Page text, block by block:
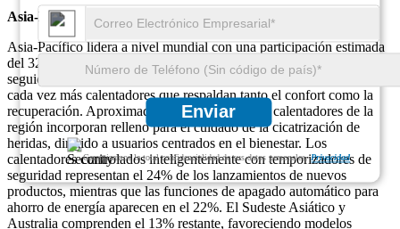
Enviar
Garantizamos la total confidencialidad de sus datos personales.Privacidad
Asia-Pacífico
Asia-Pacífico lidera a nivel mundial con una participación estimada
del 32%. China representa casi el 60% del volumen de la región,
seguida por India (15%) y Japón (12%), y los consumidores eligen
cada vez más calentadores que respaldan tanto el confort como la
recuperación. Aproximadamente el 28% de los calentadores de la
región incorporan relleno para el cuidado de la cicatrización de
heridas, dirigido a usuarios centrados en el bienestar. Los
calentadores controlados inteligentemente con temporizadores de
seguridad representan el 24% de los lanzamientos de nuevos
productos, mientras que las funciones de apagado automático para
ahorro de energía aparecen en el 22%. El Sudeste Asiático y
Australia comprenden el 13% restante, favoreciendo modelos